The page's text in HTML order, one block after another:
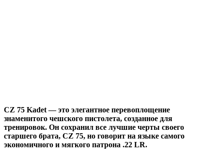
CZ 75 Kadet — это элегантное перевоплощение
знаменитого чешского пистолета, созданное для
тренировок. Он сохранил все лучшие черты своего
старшего брата, CZ 75, но говорит на языке самого
экономичного и мягкого патрона .22 LR.